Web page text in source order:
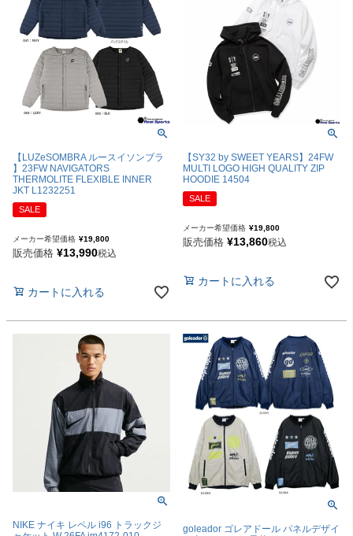
【LUZeSOMBRA ルースイソンブラ
】23FW NAVIGATORS
THERMOLITE FLEXIBLE INNER
JKT L1232251
SALE
メーカー希望価格 ¥19,800
販売価格 ¥13,990税込
カートに入れる
【SY32 by SWEET YEARS】24FW
MULTI LOGO HIGH QUALITY ZIP
HOODIE 14504
SALE
メーカー希望価格 ¥19,800
販売価格 ¥13,860税込
カートに入れる
NIKE ナイキ レペル i96 トラックジ
goleador ゴレアドール パネルデザイ